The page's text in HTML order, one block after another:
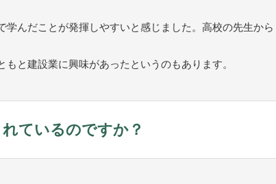
んだことが発揮しやすいと感じました。高校の先生から
と建設業に興味があったというのもあります。
ているのですか？